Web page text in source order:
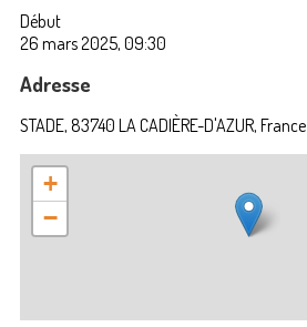
Début
26 mars 2025, 09:30
Adresse
STADE, 83740 LA CADIÈRE-D'AZUR, France
+
−